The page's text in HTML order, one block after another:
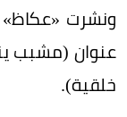
ونشرت
عنوان (مشبب
خلقية).